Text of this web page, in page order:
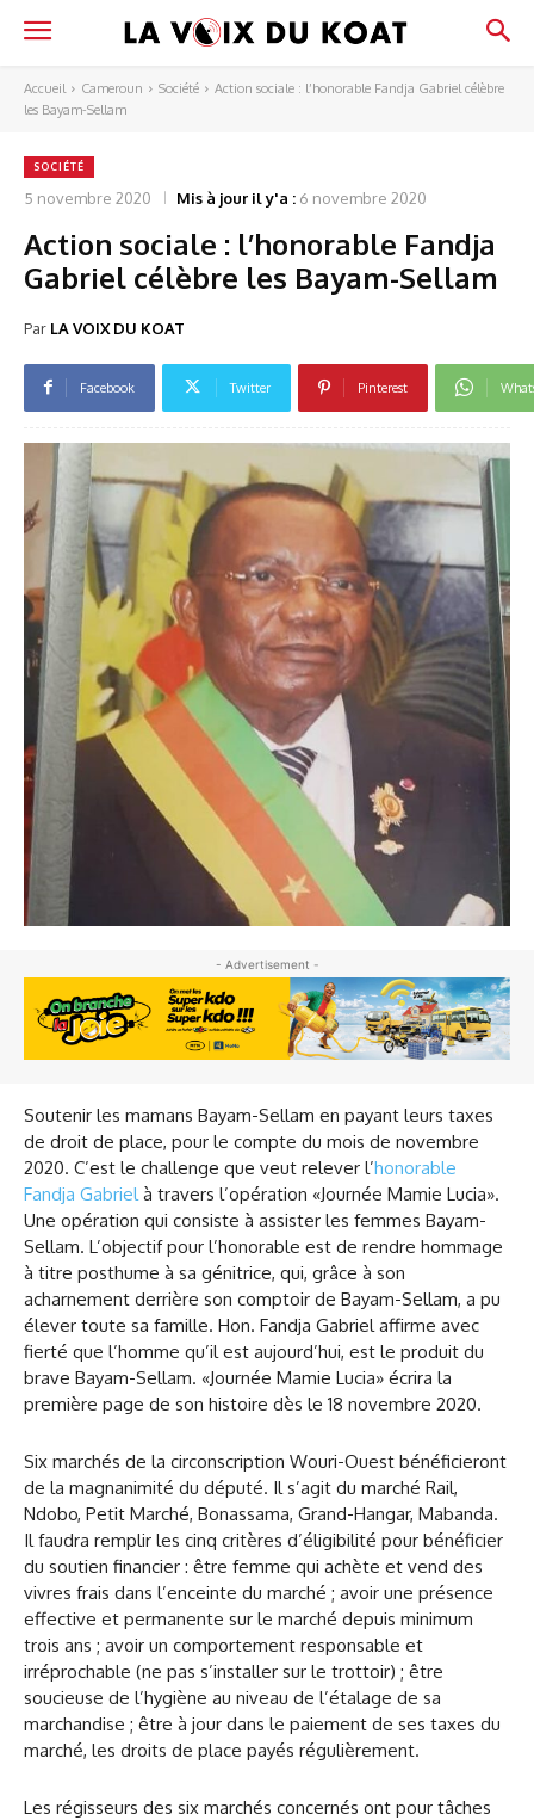
Accueil Cameroun Société
Action sociale : l’honorable Fandja Gabriel célèbre
les Bayam-Sellam
SOCIÉTÉ
5 novembre 2020 Mis à jour il y'a : 6 novembre 2020
Action sociale : l’honorable Fandja
Gabriel célèbre les Bayam-Sellam
Par LA VOIX DU KOAT
Facebook Twitter Pinterest
- Advertisement -
Soutenir les mamans Bayam-Sellam en payant leurs taxes
de droit de place, pour le compte du mois de novembre
2020. C’est le challenge que veut relever l’honorable
Fandja Gabrielà travers l’opération «Journée Mamie Lucia».
Une opération qui consiste à assister les femmes Bayam-
Sellam. L’objectif pour l’honorable est de rendre hommage
à titre posthume à sa génitrice, qui, grâce à son
acharnement derrière son comptoir de Bayam-Sellam, a pu
élever toute sa famille. Hon. Fandja Gabriel affirme avec
fierté que l’homme qu’il est aujourd’hui, est le produit du
brave Bayam-Sellam. «Journée Mamie Lucia» écrira la
première page de son histoire dès le 18 novembre 2020.
Six marchés de la circonscription Wouri-Ouest bénéficieront
de la magnanimité du député. Il s’agit du marché Rail,
Ndobo, Petit Marché, Bonassama, Grand-Hangar, Mabanda.
Il faudra remplir les cinq critères d’éligibilité pour bénéficier
du soutien financier : être femme qui achète et vend des
vivres frais dans l’enceinte du marché ; avoir une présence
effective et permanente sur le marché depuis minimum
trois ans ; avoir un comportement responsable et
irréprochable (ne pas s’installer sur le trottoir) ; être
soucieuse de l’hygiène au niveau de l’étalage de sa
marchandise ; être à jour dans le paiement de ses taxes du
marché, les droits de place payés régulièrement.
Les régisseurs des six marchés concernés ont pour tâches